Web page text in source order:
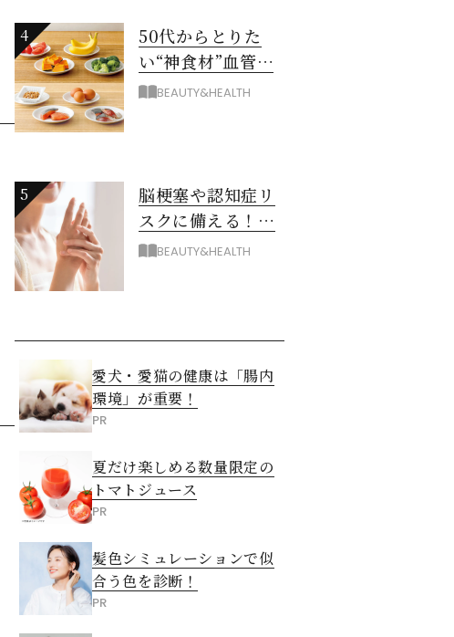
4
50代からとりた
い“神食材”血管と
脳を若々しく保つ
BEAUTY&HEALTH
5
脳梗塞や認知症リ
スクに備える！ゴ
ースト血管を復活
BEAUTY&HEALTH
愛犬・愛猫の健康は「腸内
環境」が重要！
PR
夏だけ楽しめる数量限定の
トマトジュース
PR
髪色シミュレーションで似
合う色を診断！
PR